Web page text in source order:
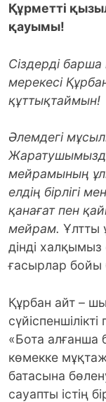
Құрметті
қауымы!
Сіздерді
мерекесі
құттықтаймын!
Әлемдегі
мейрамының
елдің бірлігі
қанағат пен
мейрам. Ұлтты
дінді халқымыз
ғасырлар бойы
Құрбан айт –
«Бота алғанша
көмекке
батасына
сауапты істің